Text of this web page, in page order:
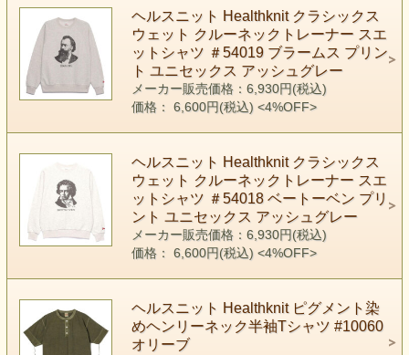
ヘルスニット Healthknit クラシックス
ウェット クルーネックトレーナー スエ
ットシャツ ＃54019 ブラームス プリン
ト ユニセックス アッシュグレー
メーカー販売価格：6,930円(税込)
価格： 6,600円(税込) <4%OFF>
ヘルスニット Healthknit クラシックス
ウェット クルーネックトレーナー スエ
ットシャツ ＃54018 ベートーベン プリ
ント ユニセックス アッシュグレー
メーカー販売価格：6,930円(税込)
価格： 6,600円(税込) <4%OFF>
ヘルスニット Healthknit ピグメント染
めヘンリーネック半袖Tシャツ #10060
オリーブ